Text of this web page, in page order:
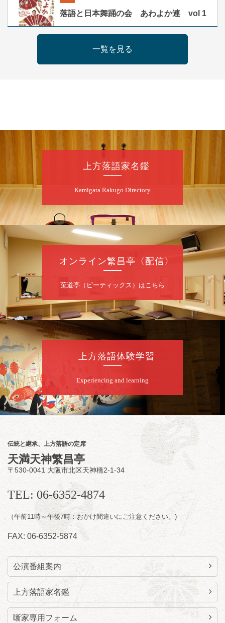
落語と日本舞踊の会 あわよか連 vol 1
開演：午前10時（9時30分開場）
前売2,500円 当日3,000円
桂二豆／露の瑞／桂きん太郎／いわみせいじ
（似顔絵）／笑福亭笑利／桂文太～仲入～露
★菟道亭 配信あり
8月7日（金）
噺家が落語と芝居をしてみる会
桂米之助／桂団治郎／桂弥太郎／桂米舞／是
開演：午後6時30分（6時開場）全席指定
お問合せ：米朝事務所 06-6365-8281（平日
10時～18時）
★菟道亭配信あり
入はこちらをクリック
8月8日（土）
第2回 智之介・力造 二人会
笑福亭智之介「昭和任侠伝」「天王寺詣り」
／桂力造「桃太郎」「本膳」／桂二豆「開口
開演：午前10時（9時30分 開場
）
前売2,000円 当日 2,500円
お問合せ：智之介・力造 二人会事務局 090-
7762-6268
一覧を見る
上方落語家名鑑
Kamigata Rakugo Directory
オンライン繁昌亭〈配信〉
莵道亭（ピーティックス）はこちら
上方落語体験学習
Experiencing and learning
伝統と継承、上方落語の定席
天満天神繁昌亭
〒530-0041 大阪市北区天神橋2-1-34
TEL: 06-6352-4874
（午前11時～午後7時：おかけ間違いにご注意ください。)
FAX: 06-6352-5874
公演番組案内
上方落語家名鑑
噺家専用フォーム